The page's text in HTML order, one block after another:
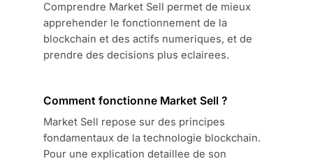
Comprendre Market Sell permet de mieux
apprehender le fonctionnement de la
blockchain et des actifs numeriques, et de
prendre des decisions plus eclairees.
Comment fonctionne Market Sell ?
Market Sell repose sur des principes
fondamentaux de la technologie blockchain.
Pour une explication detaillee de son